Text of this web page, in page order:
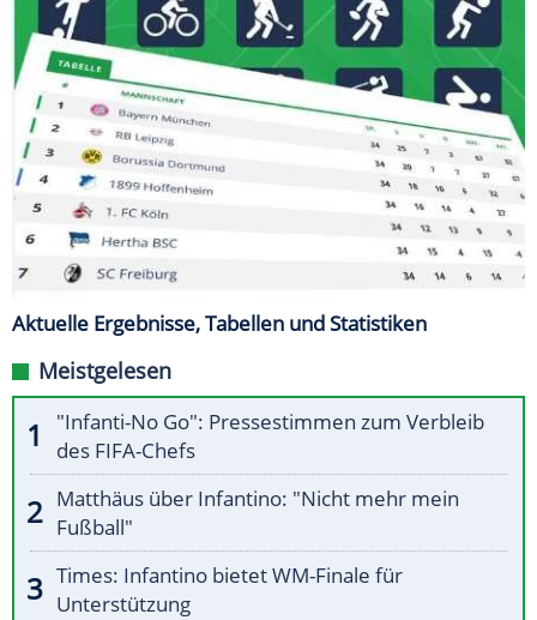
Aktuelle Ergebnisse, Tabellen und Statistiken
Meistgelesen
"Infanti-No Go": Pressestimmen zum Verbleib
des FIFA-Chefs
Matthäus über Infantino: "Nicht mehr mein
Fußball"
Times: Infantino bietet WM-Finale für
Unterstützung